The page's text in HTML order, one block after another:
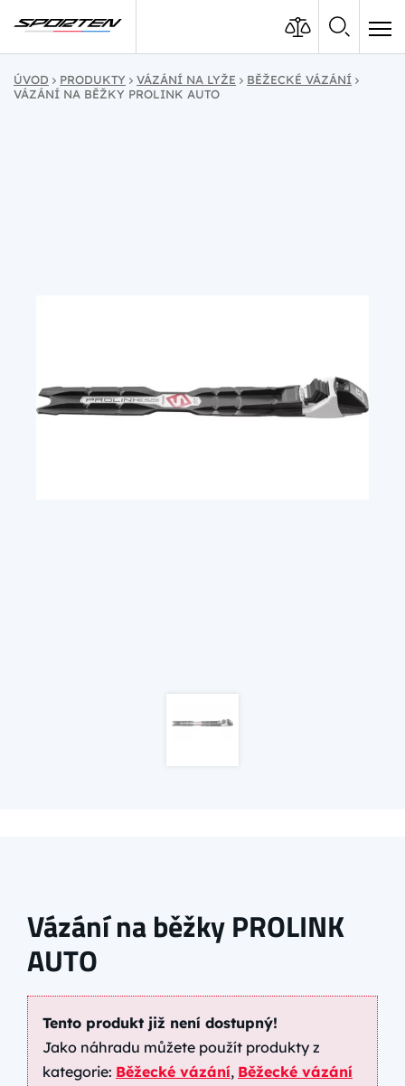
ÚVOD PRODUKTY VÁZÁNÍ NA LYŽE
BĚŽECKÉ VÁZÁNÍ
VÁZÁNÍ NA BĚŽKY PROLINK AUTO
Vázání na běžky PROLINK
AUTO
Tento produkt již není dostupný!
Jako náhradu můžete použít produkty z
kategorie: Běžecké vázání, Běžecké vázání